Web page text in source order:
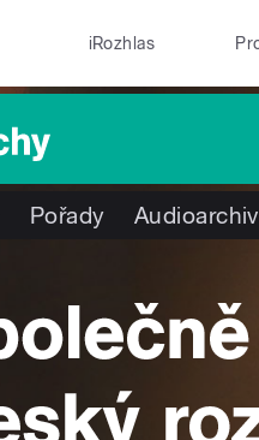
iRozhlas
Pořady Audioarchiv